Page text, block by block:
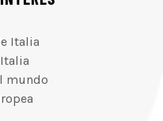
Italia
mundo